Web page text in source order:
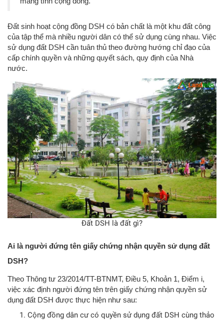
Đất sinh hoạt cộng đồng DSH có bản chất là một khu đất công
của tập thể mà nhiều người dân có thể sử dụng cùng nhau. Việc
sử dụng đất DSH cần tuân thủ theo đường hướng chỉ đạo của
cấp chính quyền và những quyết sách, quy định của Nhà
nước.
Đất DSH là đất gì?
Ai là người đứng tên giấy chứng nhận quyền sử dụng đất
DSH?
Theo Thông tư 23/2014/TT-BTNMT, Điều 5, Khoản 1, Điểm i,
việc xác định người đứng tên trên giấy chứng nhận quyền sử
dụng đất DSH được thực hiện như sau:
Cộng đồng dân cư có quyền sử dụng đất DSH cùng thảo